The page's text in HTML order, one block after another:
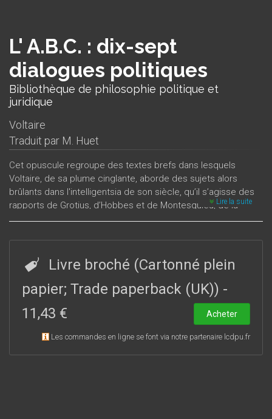
L' A.B.C. : dix-sept
dialogues politiques
Bibliothèque de philosophie politique et
juridique
Voltaire
Traduit par M. Huet
Cet opuscule regroupe des textes brefs dans lesquels
Voltaire, de sa plume cinglante, aborde des sujets alors
brûlants dans l'intelligentsia de son siècle, qu’il s’agisse des
rapports de Grotius, d’Hobbes et de Montesquieu, de la
question de savoir si l’homme est né méchant et enfant du
anciennes, de la supériorité de l’Europe moderne sur l’Europe
ancienne, des serfs de corps, des esprits serfs, de la
religion, du droit de la guerre, de l’indépendance de l’État, de
la meilleure législation, etc. Ces « dialogues » offrent au
lecteur, à touches subtiles, un tableau de la politique de son
Lire la suite
Livre broché (Cartonné plein
papier; Trade paperback (UK)) -
11,43 €
Acheter
Les commandes en ligne se font via notre partenaire lcdpu.fr